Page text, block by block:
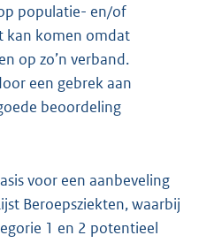
populatie- en/of
kan komen omdat
op zo’n verband.
een gebrek aan
beoordeling
voor een aanbeveling
Beroepsziekten, waarbij
1 en 2 potentieel